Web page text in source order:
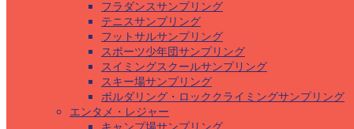
フラダンスサンプリング
テニスサンプリング
フットサルサンプリング
スポーツ少年団サンプリング
スイミングスクールサンプリング
スキー場サンプリング
ボルダリング・ロッククライミングサンプリング
エンタメ・レジャー